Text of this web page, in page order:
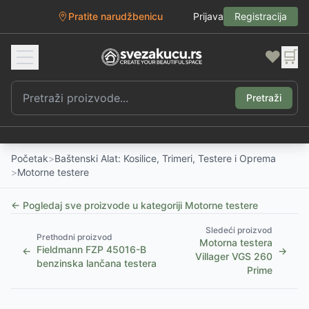
Pratite narudžbenicu Prijava Registracija
❤️ 🛒
Pretraži
Početak>Baštenski Alat: Kosilice, Trimeri, Testere i Oprema
>Motorne testere
← Pogledaj sve proizvode u kategoriji Motorne testere
←
Prethodni proizvod
Fieldmann FZP 45016-B
benzinska lančana testera
Sledeći proizvod
Motorna testera
Villager VGS 260
Prime
→